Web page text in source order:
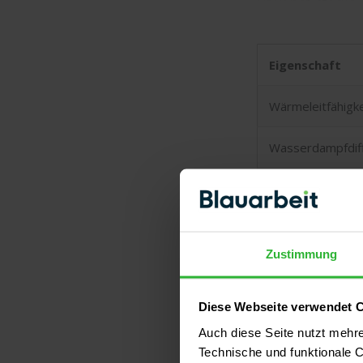
Zustimmung
Diese Webseite verwendet
Auch diese Seite nutzt
Technische und funktionale
Eigenschaft
spezifische
Die